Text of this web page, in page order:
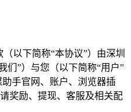
以下简称“本协议”）由深圳
们”）与您（以下简称“用户”
手官网、账户、浏览器插
奖励、提现、客服及相关配